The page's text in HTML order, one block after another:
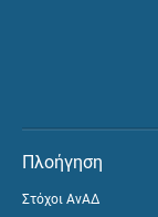
Πλοήγηση
Στόχοι ΑνΑΔ